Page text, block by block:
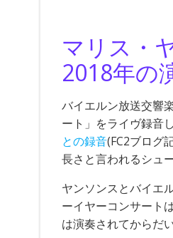
マリス・
2018年の
バイエルン放送交響
ート」をライヴ録音
との録音(FC2ブログ
長さと言われるシュ
ヤンソンスとバイエ
ーイヤーコンサート
は演奏されてからだ